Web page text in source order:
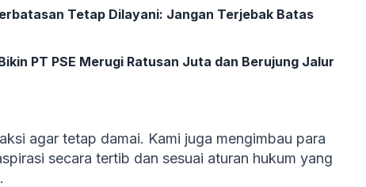
Tetap Dilayani: Jangan Terjebak Batas
PT PSE Merugi Ratusan Juta dan Berujung Jalur
agar tetap damai. Kami juga mengimbau para
secara tertib dan sesuai aturan hukum yang